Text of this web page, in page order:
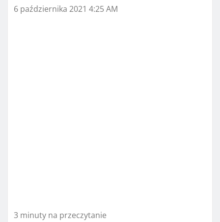
6 października 2021 4:25 AM
3 minuty na przeczytanie